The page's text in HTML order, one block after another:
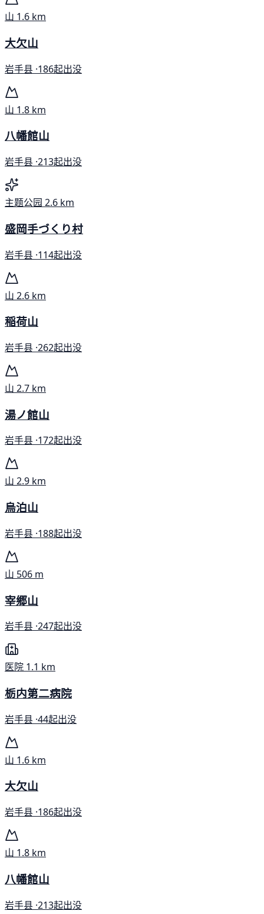
山 1.6 km
大欠山
岩手县 ·186起出没
山 1.8 km
八幡館山
岩手县 ·213起出没
主题公园 2.6 km
盛岡手づくり村
岩手县 ·114起出没
山 2.6 km
稲荷山
岩手县 ·262起出没
山 2.7 km
湯ノ館山
岩手县 ·172起出没
山 2.9 km
烏泊山
岩手县 ·188起出没
山 506 m
宰郷山
岩手县 ·247起出没
医院 1.1 km
栃内第二病院
岩手县 ·44起出没
山 1.6 km
大欠山
岩手县 ·186起出没
山 1.8 km
八幡館山
岩手县 ·213起出没